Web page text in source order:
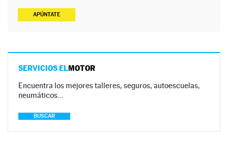
APÚNTATE
SERVICIOS ELMOTOR
Encuentra los mejores talleres, seguros, autoescuelas,
neumáticos…
BUSCAR